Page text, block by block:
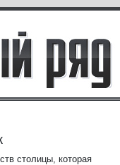
столицы, которая